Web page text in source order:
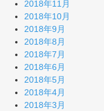
2018年11月
2018年10月
2018年9月
2018年8月
2018年7月
2018年6月
2018年5月
2018年4月
2018年3月